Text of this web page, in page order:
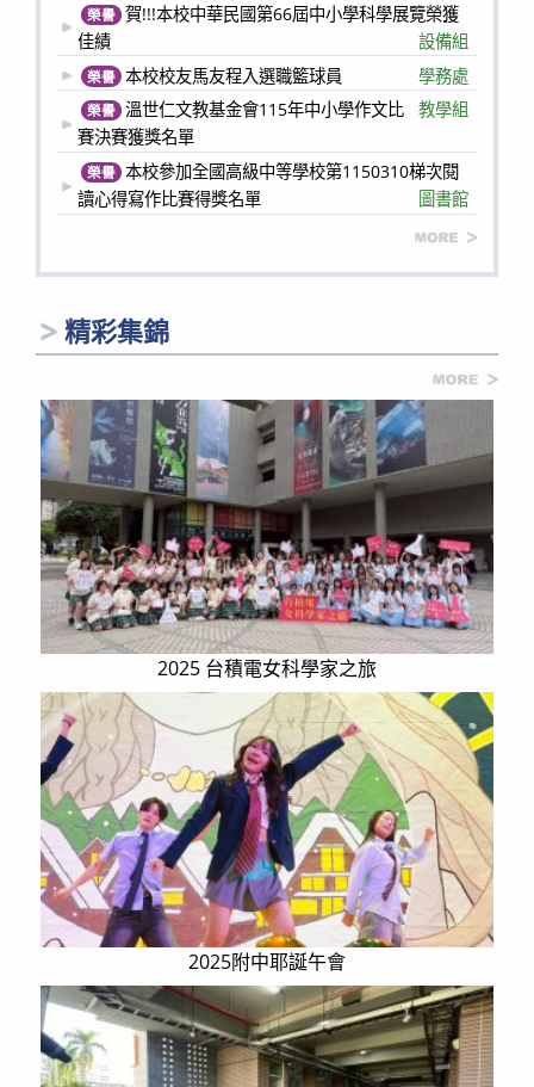
榮譽 賀!!!本校中華民國第66屆中小學科學展覽榮獲
佳績
設備組
榮譽 學務處
本校校友馬友程入選職籃球員
榮譽 教學組
溫世仁文教基金會115年中小學作文比
賽決賽獲獎名單
榮譽 本校參加全國高級中等學校第1150310梯次閱
讀心得寫作比賽得獎名單
圖書館
more
精彩集錦
more
2025 台積電女科學家之旅
2025附中耶誕午會